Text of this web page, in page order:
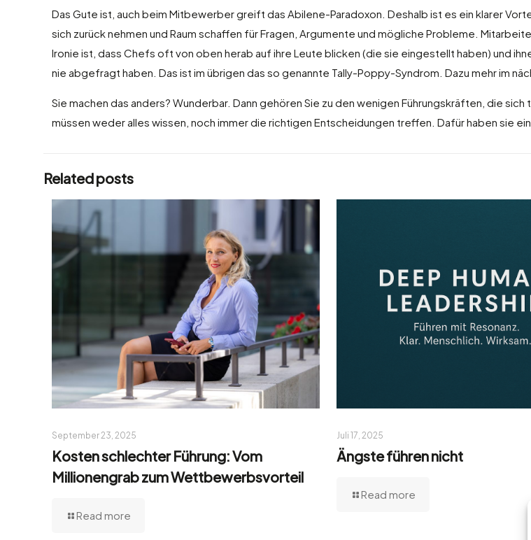
Das Gute ist, auch beim Mitbewerber greift das Abilene-Paradoxon. Deshalb ist es ein klarer
sich zurück nehmen und Raum schaffen für Fragen, Argumente und mögliche Probleme.
Ironie ist, dass Chefs oft von oben herab auf ihre Leute blicken (die sie eingestellt haben) und
nie abgefragt haben. Das ist im übrigen das so genannte Tally-Poppy-Syndrom. Dazu mehr im
Sie machen das anders? Wunderbar. Dann gehören Sie zu den wenigen Führungskräften, die
müssen weder alles wissen, noch immer die richtigen Entscheidungen treffen. Dafür haben sie
Related posts
September 23, 2025
Kosten schlechter Führung: Vom
Millionengrab zum Wettbewerbsvorteil
Read more
Juli 17, 2025
Ängste führen nicht
Read more